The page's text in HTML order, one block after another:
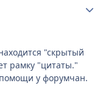
"скрытый
рамку "цитаты."
у форумчан.